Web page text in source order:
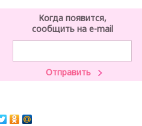
Когда появится,
сообщить на e-mail